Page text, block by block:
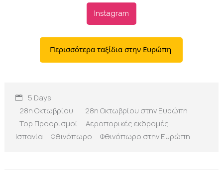
Instagram
Περισσότερα ταξίδια στην Ευρώπη.
5 Days
28η Οκτωβρίου
28η Οκτωβρίου στην Ευρώπη
Top Προορισμοί
Αεροπορικές εκδρομές
Ισπανία
Φθινόπωρο Φθινόπωρο στην Ευρώπη